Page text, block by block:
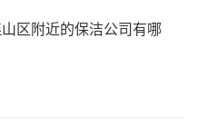
区附近的保洁公司有哪